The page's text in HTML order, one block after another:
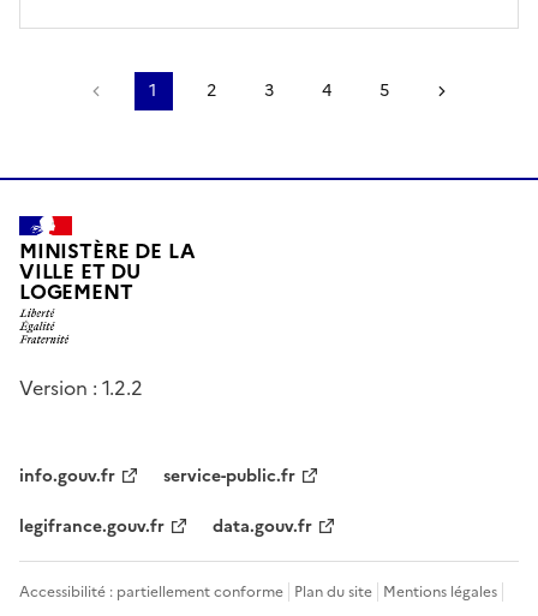
Page précédente
1 2 3 4 5
MINISTÈRE DE LA
VILLE ET DU
LOGEMENT
Version : 1.2.2
info.gouv.fr
service-public.fr
legifrance.gouv.fr
data.gouv.fr
Accessibilité : partiellement conforme Plan du site Mentions légales